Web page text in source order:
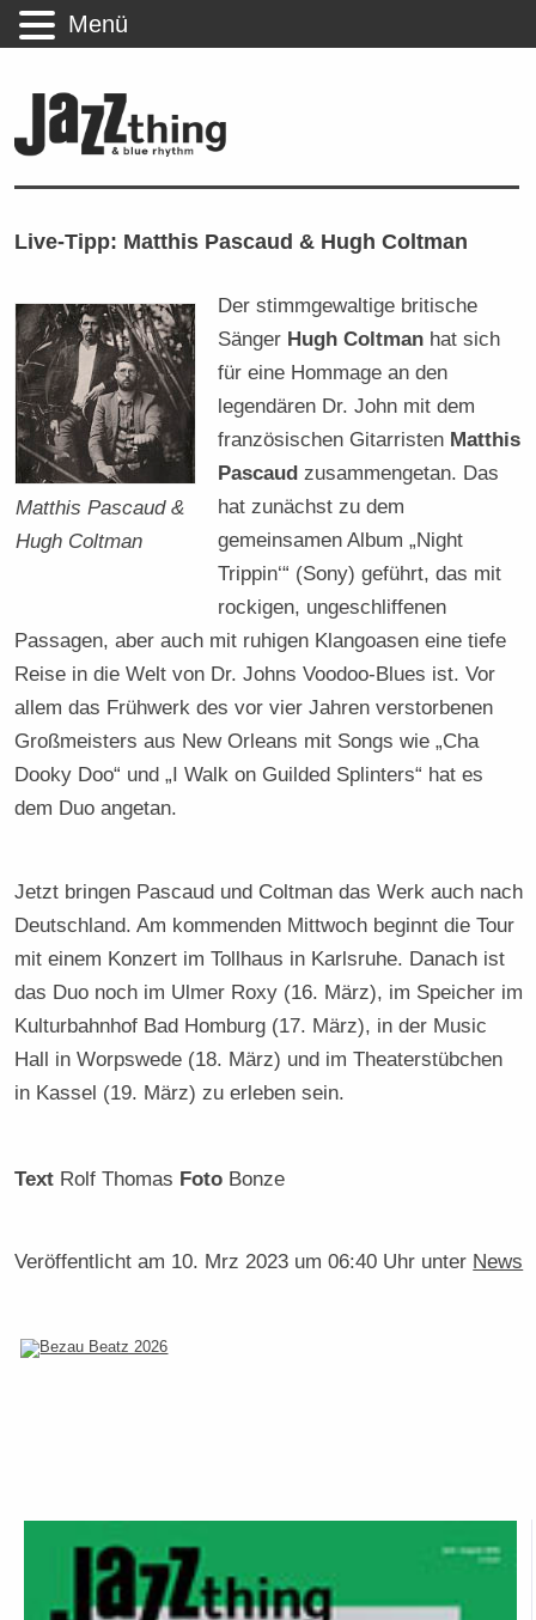
Live-Tipp: Matthis Pascaud & Hugh Coltman
Matthis Pascaud &
Hugh Coltman
Der stimmgewaltige britische
Sänger Hugh Coltman hat sich
für eine Hommage an den
legendären Dr. John mit dem
französischen Gitarristen Matthis
Pascaud zusammengetan. Das
hat zunächst zu dem
gemeinsamen Album „Night
Trippin‘“ (Sony) geführt, das mit
rockigen, ungeschliffenen
Passagen, aber auch mit ruhigen Klangoasen eine tiefe
Reise in die Welt von Dr. Johns Voodoo-Blues ist. Vor
allem das Frühwerk des vor vier Jahren verstorbenen
Großmeisters aus New Orleans mit Songs wie „Cha
Dooky Doo“ und „I Walk on Guilded Splinters“ hat es
dem Duo angetan.
Jetzt bringen Pascaud und Coltman das Werk auch nach
Deutschland. Am kommenden Mittwoch beginnt die Tour
mit einem Konzert im Tollhaus in Karlsruhe. Danach ist
das Duo noch im Ulmer Roxy (16. März), im Speicher im
Kulturbahnhof Bad Homburg (17. März), in der Music
Hall in Worpswede (18. März) und im Theaterstübchen
in Kassel (19. März) zu erleben sein.
Text Rolf Thomas Foto Bonze
Veröffentlicht am 10. Mrz 2023 um 06:40 Uhr unter News
Menü